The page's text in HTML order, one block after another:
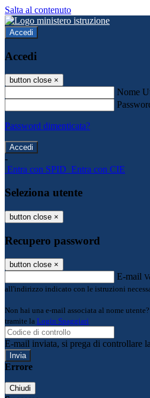
Salta al contenuto
Accedi
Accedi
button close ×
Nome
Password dimenticata?
-
Entra con SPID Entra con CIE
Seleziona utente
button close ×
Recupero password
button close ×
E-mail
all'indirizzo indicato con le istruzioni
Non hai una e-mail associata al nome
tramite la Login Spaggiari
E-mail inviata, si prega di controllare
Errore
Chiudi